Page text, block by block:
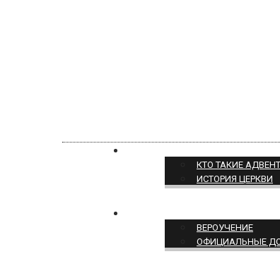
КТО ТАКИЕ
ИСТОРИЯ ЦЕРКВИ
ВЕРОУЧЕНИЕ
ОФИЦИАЛЬНЫЕ